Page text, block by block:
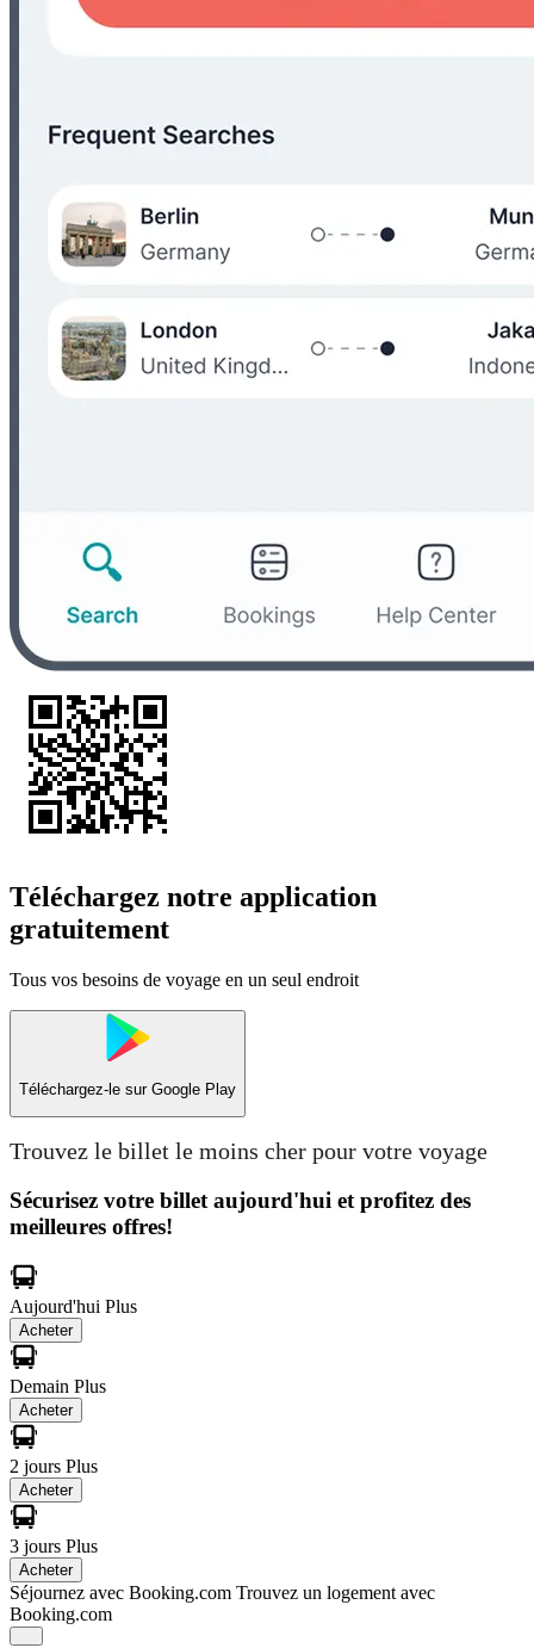
Téléchargez notre application
gratuitement
Tous vos besoins de voyage en un seul endroit
Téléchargez-le sur Google Play
Trouvez le billet le moins cher pour votre voyage
Sécurisez votre billet aujourd'hui et profitez des
meilleures offres!
Aujourd'hui Plus
Acheter
Demain Plus
Acheter
2 jours Plus
Acheter
3 jours Plus
Acheter
Séjournez avec Booking.com Trouvez un logement avec
Booking.com